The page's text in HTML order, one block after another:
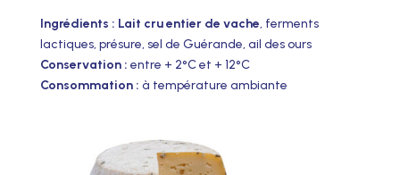
Ingrédients : Lait cru entier de vache, ferments
lactiques, présure, sel de Guérande, ail des ours
Conservation : entre + 2°C et + 12°C
Consommation : à température ambiante